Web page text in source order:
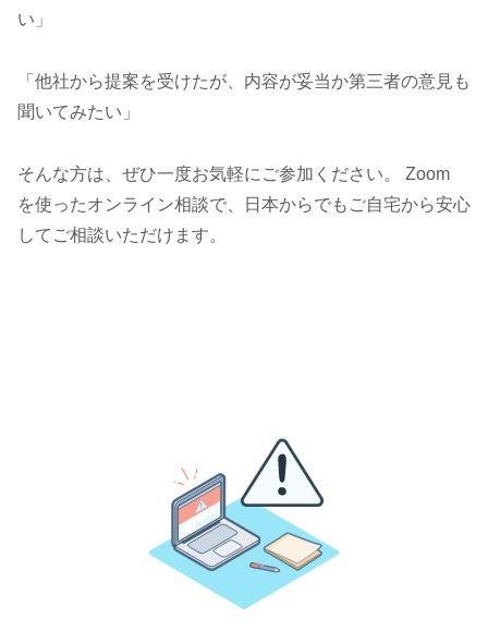
い」
「他社から提案を受けたが、内容が妥当か第三者の意見も
聞いてみたい」
そんな方は、ぜひ一度お気軽にご参加ください。 Zoom
を使ったオンライン相談で、日本からでもご自宅から安心
してご相談いただけます。